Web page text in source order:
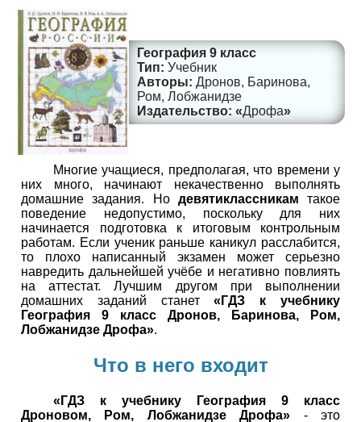
География 9 класс
Учебник
Дронов, Баринова,
Ром, Лобжанидзе
Дрофа
Многие учащиеся, предполагая, что времени у
них много, начинают некачественно выполнять
домашние задания. Но девятиклассникам такое
поведение недопустимо, поскольку для них
начинается подготовка к итоговым контрольным
работам. Если ученик раньше каникул расслабится,
то плохо написанный экзамен может серьезно
навредить дальнейшей учёбе и негативно повлиять
на аттестат. Лучшим другом при выполнении
домашних заданий станет«ГДЗ к учебнику
География 9 класс Дронов, Баринова, Ром,
Лобжанидзе Дрофа».
Что в него входит
«ГДЗ к учебнику География 9 класс
Дроновом, Ром, Лобжанидзе Дрофа» - это